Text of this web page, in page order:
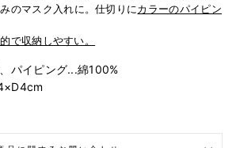
のマスク入れに 。仕切りにカラーのパイピン
で収納しやすい。
パイピング...綿100%